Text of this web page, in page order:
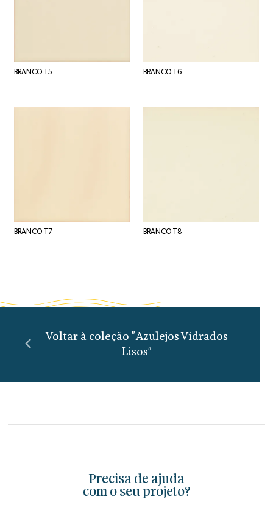
BRANCO T5 BRANCO T6
BRANCO T7 BRANCO T8
Voltar à coleção "Azulejos Vidrados
Lisos"
Precisa de ajuda
com o seu projeto?